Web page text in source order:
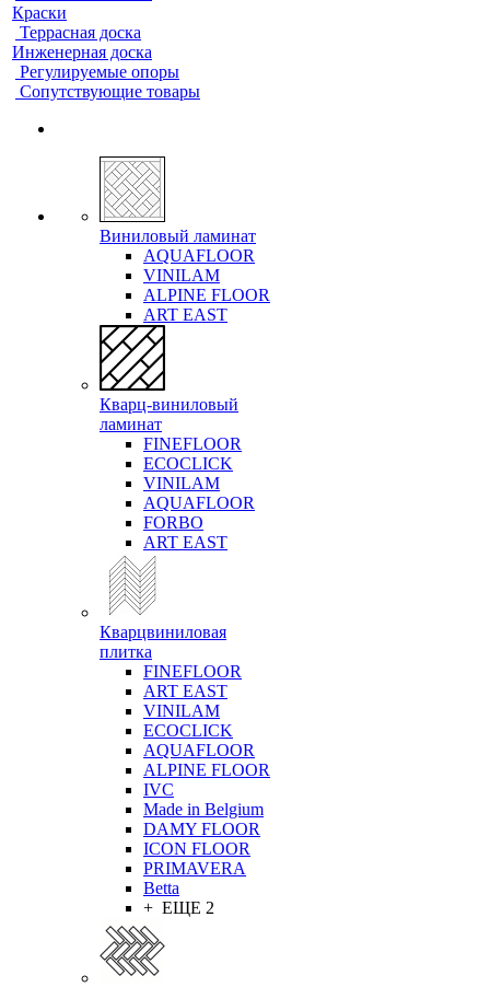
Краски
Террасная доска
Инженерная доска
Регулируемые опоры
Сопутствующие товары
Виниловый ламинат
AQUAFLOOR
VINILAM
ALPINE FLOOR
ART EAST
Кварц-виниловый
ламинат
FINEFLOOR
ECOCLICK
VINILAM
AQUAFLOOR
FORBO
ART EAST
Кварцвиниловая
плитка
FINEFLOOR
ART EAST
VINILAM
ECOCLICK
AQUAFLOOR
ALPINE FLOOR
IVC
Made in Belgium
DAMY FLOOR
ICON FLOOR
PRIMAVERA
Betta
+ ЕЩЕ 2